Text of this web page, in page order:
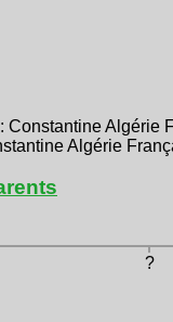
Constantine Algérie
Algérie
?